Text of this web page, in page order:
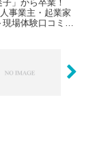
」から卒業！
事業主・起業家
場体験口コミレ